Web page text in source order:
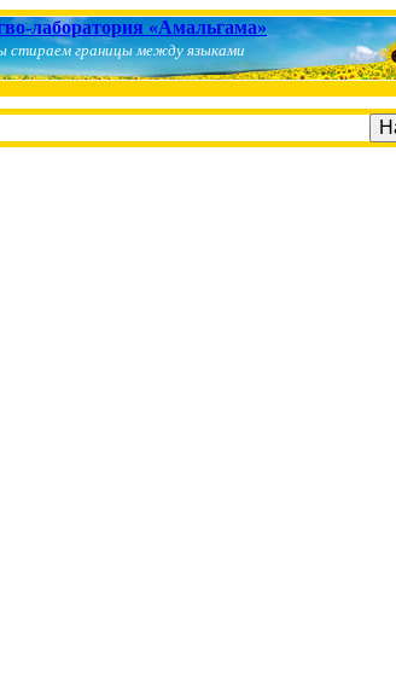
лаборатория «Амальгама»
стираем границы между языками